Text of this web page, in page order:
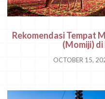
Rekomendasi Tempat
(Momiji) di
OCTOBER 15,